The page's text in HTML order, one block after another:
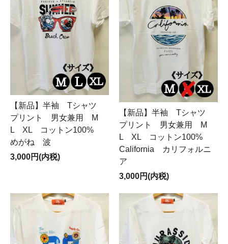
【新品】半袖 Tシャツ
プリント 男女兼用 M
L XL コットン100%
めがね 波
3,000円(内税)
【新品】半袖 Tシャツ
プリント 男女兼用 M
L XL コットン100%
California カリフォルニ
ア
3,000円(内税)